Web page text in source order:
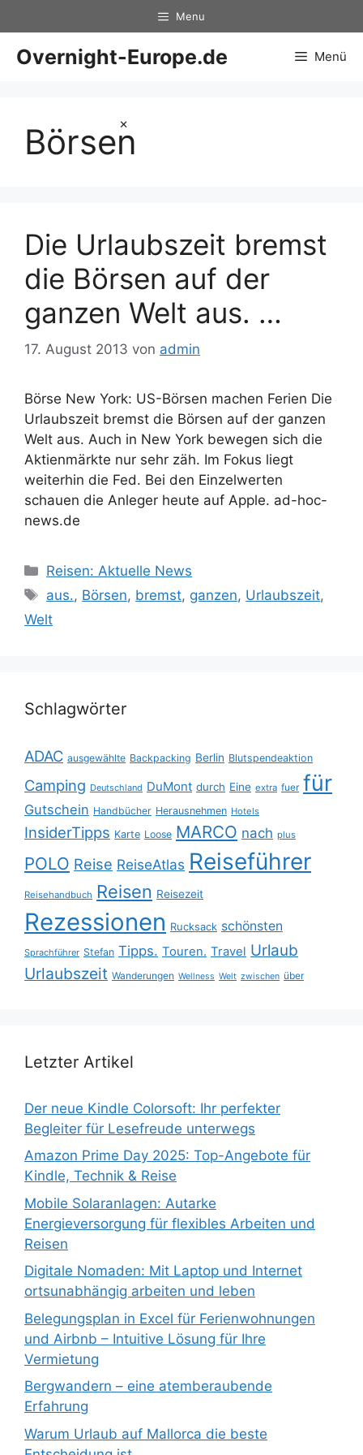
×
Inhalt
springen
Menu
Overnight-Europe.de Menü
Börsen
Die Urlaubszeit bremst
die Börsen auf der
ganzen Welt aus. …
17. August 2013 von admin
Börse New York: US-Börsen machen Ferien Die
Urlaubszeit bremst die Börsen auf der ganzen
Welt aus. Auch in New York bewegen sich die
Aktienmärkte nur sehr zäh. Im Fokus liegt
weiterhin die Fed. Bei den Einzelwerten
schauen die Anleger heute auf Apple. ad-hoc-
news.de
Kategorien
Reisen: Aktuelle News
Schlagwörter
aus., Börsen, bremst, ganzen, Urlaubszeit,
Welt
Schlagwörter
ADAC ausgewählte Backpacking Berlin Blutspendeaktion
Camping Deutschland DuMont durch Eine extra fuer für
Gutschein Handbücher Herausnehmen Hotels
InsiderTipps Karte Loose MARCO nach plus
POLO Reise ReiseAtlas Reiseführer
Reisehandbuch Reisen Reisezeit
Rezessionen Rucksack schönsten
Sprachführer Stefan Tipps. Touren. Travel Urlaub
Urlaubszeit Wanderungen Wellness Welt zwischen über
Letzter Artikel
Der neue Kindle Colorsoft: Ihr perfekter
Begleiter für Lesefreude unterwegs
Amazon Prime Day 2025: Top-Angebote für
Kindle, Technik & Reise
Mobile Solaranlagen: Autarke
Energieversorgung für flexibles Arbeiten und
Reisen
Digitale Nomaden: Mit Laptop und Internet
ortsunabhängig arbeiten und leben
Belegungsplan in Excel für Ferienwohnungen
und Airbnb – Intuitive Lösung für Ihre
Vermietung
Bergwandern – eine atemberaubende
Erfahrung
Warum Urlaub auf Mallorca die beste